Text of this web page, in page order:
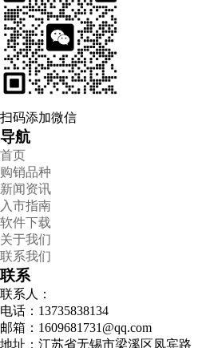
扫码添加微信
导航
首页
购销品种
新闻资讯
入市指南
软件下载
关于我们
联系我们
联系
联系人：
电话：13735838134
邮箱：1609681731@qq.com
地址：江苏省无锡市梁溪区凤宾路